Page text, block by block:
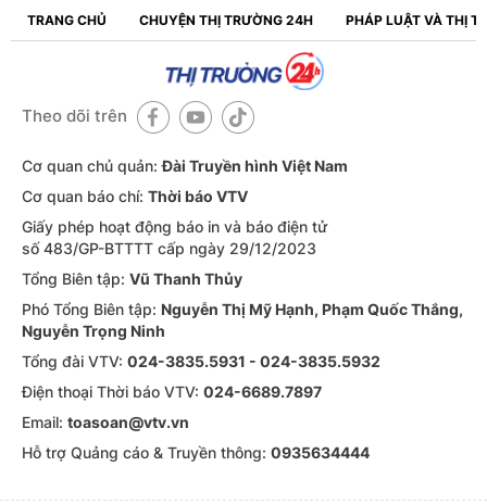
TRANG CHỦ CHUYỆN THỊ TRƯỜNG 24H PHÁP LUẬT VÀ THỊ
Theo dõi trên
Cơ quan chủ quản:Đài Truyền hình Việt Nam
Cơ quan báo chí: Thời báo VTV
Giấy phép hoạt động báo in và báo điện tử
số 483/GP-BTTTT cấp ngày 29/12/2023
Tổng Biên tập: Vũ Thanh Thủy
Phó Tổng Biên tập: Nguyễn Thị Mỹ Hạnh, Phạm Quốc Thắng,
Nguyễn Trọng Ninh
Tổng đài VTV: 024-3835.5931 - 024-3835.5932
Ðiện thoại Thời báo VTV: 024-6689.7897
Email: toasoan@vtv.vn
Hỗ trợ Quảng cáo & Truyền thông: 0935634444